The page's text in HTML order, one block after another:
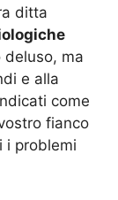
ditta
deluso, ma
e alla
come
fianco
i problemi